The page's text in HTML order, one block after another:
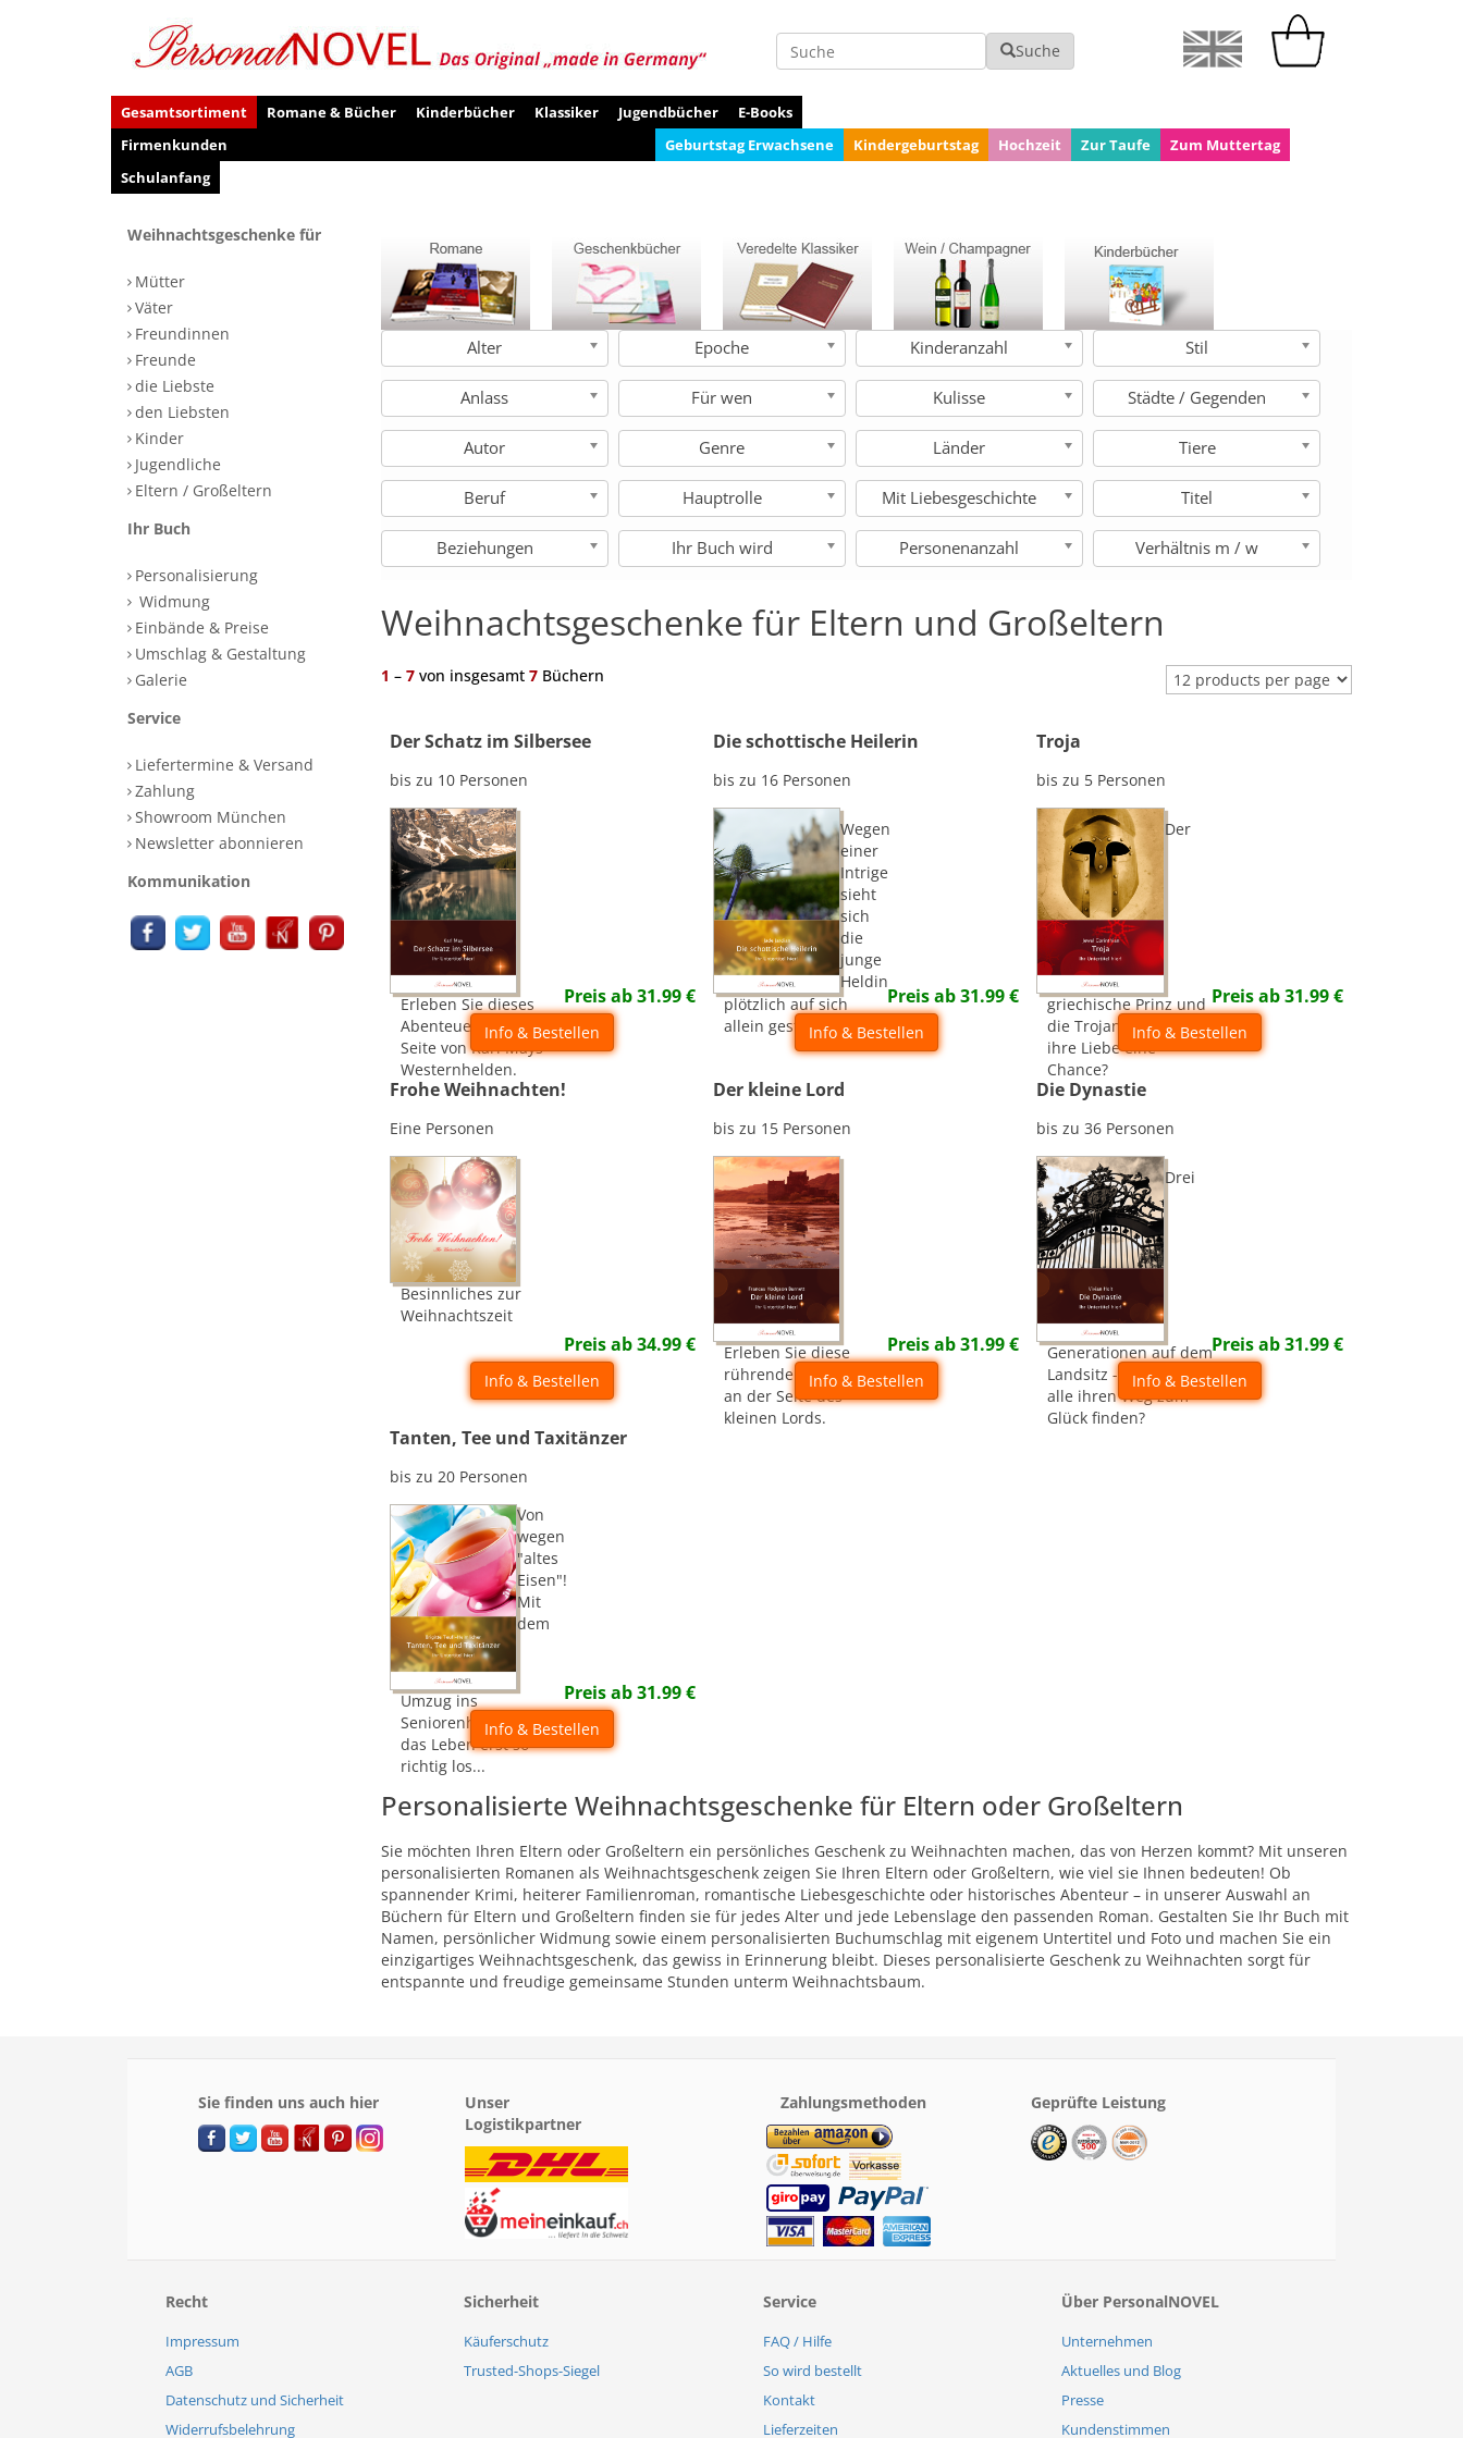
Suche Suche
Gesamtsortiment Romane & Bücher Kinderbücher Klassiker Jugendbücher
E-Books
Firmenkunden
Geburtstag Erwachsene Kindergeburtstag Hochzeit Zur Taufe
Zum Muttertag
Schulanfang
Weihnachtsgeschenke für
Mütter
Väter
Freundinnen
Freunde
die Liebste
den Liebsten
Kinder
Jugendliche
Eltern / Großeltern
Ihr Buch
Personalisierung
Widmung
Einbände & Preise
Umschlag & Gestaltung
Galerie
Service
Liefertermine & Versand
Zahlung
Showroom München
Newsletter abonnieren
Kommunikation
Alter Epoche Kinderanzahl Stil
Anlass Für wen Kulisse Städte / Gegenden
Autor Genre Länder Tiere
Beruf Hauptrolle Mit Liebesgeschichte Titel
Beziehungen Ihr Buch wird Personenanzahl Verhältnis m / w
Weihnachtsgeschenke für Eltern und Großeltern
1 – 7von insgesamt 7Büchern
Der Schatz im Silbersee
bis zu 10 Personen
Erleben Sie dieses
Abenteuer an der
Seite von Karl Mays
Westernhelden.
Preis ab31.99€
Info & Bestellen
Die schottische Heilerin
bis zu 16 Personen
Wegen
einer
Intrige
sieht
sich
die
junge
Heldin
plötzlich auf sich
allein gestellt.
Preis ab31.99 €
Info & Bestellen
Troja
bis zu 5 Personen
Der
griechische Prinz und
die Trojanerin - hat
ihre Liebe eine
Chance?
Preis ab31.99€
Info & Bestellen
Frohe Weihnachten!
Eine Personen
Besinnliches zur
Weihnachtszeit
Preis ab34.99€
Info & Bestellen
Der kleine Lord
bis zu 15 Personen
Erleben Sie diese
rührende Geschichte
an der Seite des
kleinen Lords.
Preis ab31.99 €
Info & Bestellen
Die Dynastie
bis zu 36 Personen
Drei
Generationen auf dem
Landsitz - werden sie
alle ihren Weg zum
Glück finden?
Preis ab31.99€
Info & Bestellen
Tanten, Tee und Taxitänzer
bis zu 20 Personen
Von
wegen
"altes
Eisen"!
Mit
dem
Umzug ins
Seniorenheim geht
das Leben erst so
richtig los...
Preis ab31.99€
Info & Bestellen
Personalisierte Weihnachtsgeschenke für Eltern oder Großeltern
Sie möchten Ihren Eltern oder Großeltern ein persönliches Geschenk zu Weihnachten machen, das von Herzen kommt? Mit unseren
personalisierten Romanen als Weihnachtsgeschenk zeigen Sie Ihren Eltern oder Großeltern, wie viel sie Ihnen bedeuten! Ob
spannender Krimi, heiterer Familienroman, romantische Liebesgeschichte oder historisches Abenteur – in unserer Auswahl an
Büchern für Eltern und Großeltern finden sie für jedes Alter und jede Lebenslage den passenden Roman. Gestalten Sie Ihr Buch mit
Namen, persönlicher Widmung sowie einem personalisierten Buchumschlag mit eigenem Untertitel und Foto und machen Sie ein
einzigartiges Weihnachtsgeschenk, das gewiss in Erinnerung bleibt. Dieses personalisierte Geschenk zu Weihnachten sorgt für
entspannte und freudige gemeinsame Stunden unterm Weihnachtsbaum.
Sie finden uns auch hier
Unser
Logistikpartner
Zahlungsmethoden Geprüfte Leistung
Recht
Impressum
AGB
Datenschutz und Sicherheit
Widerrufsbelehrung
Sicherheit
Käuferschutz
Trusted-Shops-Siegel
Service
FAQ / Hilfe
So wird bestellt
Kontakt
Lieferzeiten
Über PersonalNOVEL
Unternehmen
Aktuelles und Blog
Presse
Kundenstimmen